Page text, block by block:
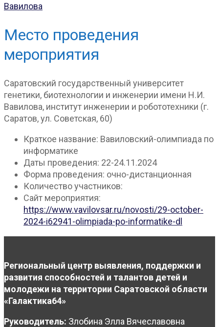
Вавилова
Место проведения
мероприятия
Саратовский государственный университет
генетики, биотехнологии и инженерии имени Н.И.
Вавилова, институт инженерии и робототехники (г.
Саратов, ул. Советская, 60)
Краткое название: Вавиловский-олимпиада по
информатике
Даты проведения: 22-24.11.2024
Форма проведения: очно-дистанционная
Количество участников:
Сайт мероприятия:
https://www.vavilovsar.ru/novosti/29-october-
2024-i62941-olimpiada-po-informatike-dl
Региональный центр выявления, поддержки и
развития способностей и талантов детей и
молодежи на территории Саратовской области
«Галактика64»
Руководитель: Злобина Элла Вячеславовна